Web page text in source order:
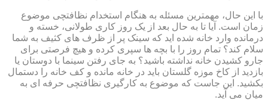
با این حال، مهمترین مسئله به هنگام استخدام نظافتچی موضوع
زمان است. آیا تا به حال بعد از یک روز کاری طولانی، خسته و
درمانده وارد خانه شده اید که سینک پر از ظرف های کثیف به شما
سلام کند؟ تمام روز را با بچه ها سپری کرده و هیچ فرصتی برای
جارو کشیدن خانه نداشته باشید؟ به جای رفتن سینما با دوستان یا
بازدید از کاخ موزه گلستان باید در خانه مانده و کف خانه را دستمال
بکشید. این جاست که موضوع به کارگیری نظافتچی حرفه ای به
میان می آید.